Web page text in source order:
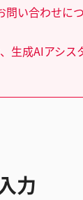
い合わせに
生成AIアシ
力